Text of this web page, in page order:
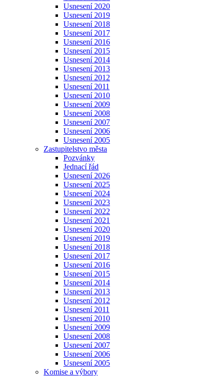
Usnesení 2020
Usnesení 2019
Usnesení 2018
Usnesení 2017
Usnesení 2016
Usnesení 2015
Usnesení 2014
Usnesení 2013
Usnesení 2012
Usnesení 2011
Usnesení 2010
Usnesení 2009
Usnesení 2008
Usnesení 2007
Usnesení 2006
Usnesení 2005
Zastupitelstvo města
Pozvánky
Jednací řád
Usnesení 2026
Usnesení 2025
Usnesení 2024
Usnesení 2023
Usnesení 2022
Usnesení 2021
Usnesení 2020
Usnesení 2019
Usnesení 2018
Usnesení 2017
Usnesení 2016
Usnesení 2015
Usnesení 2014
Usnesení 2013
Usnesení 2012
Usnesení 2011
Usnesení 2010
Usnesení 2009
Usnesení 2008
Usnesení 2007
Usnesení 2006
Usnesení 2005
Komise a výbory